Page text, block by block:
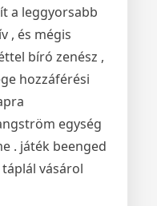
a leggyorsabb
, és mégis
bíró zenész ,
hozzáférési
egység
. játék beenged
vásárol